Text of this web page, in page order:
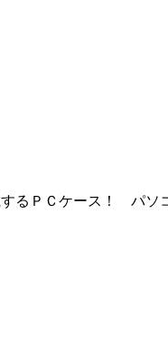
るＰＣケース！ パソ